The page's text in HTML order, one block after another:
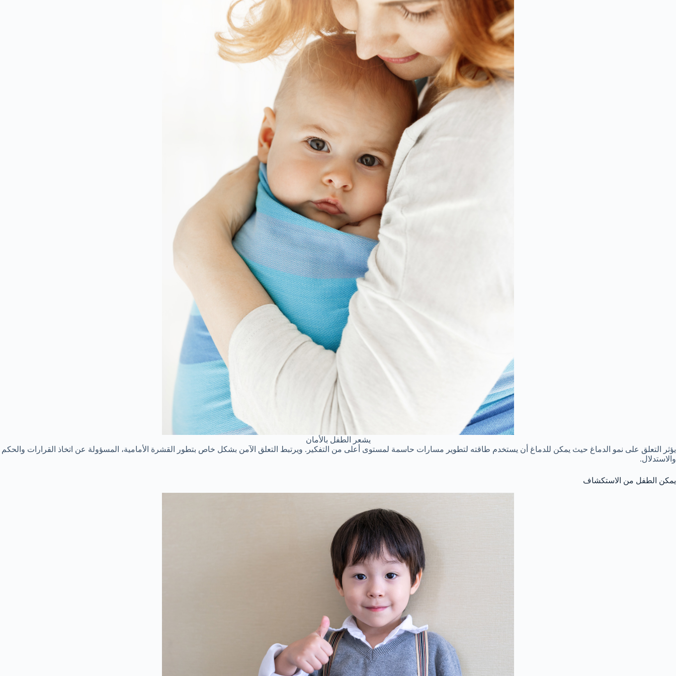
يشعر الطفل بالأمان
يؤثر التعلق على نمو الدماغ حيث يمكن للدماغ أن يستخدم طاقته لتطوير مسارات حاسمة لمستوى أعلى من التفكير. ويرتبط التعلق الآمن بشكل خاص بتطور القشرة الأمامية، المسؤولة عن اتخاذ القرارات والحكم
والاستدلال.
يمكن الطفل من الاستكشاف